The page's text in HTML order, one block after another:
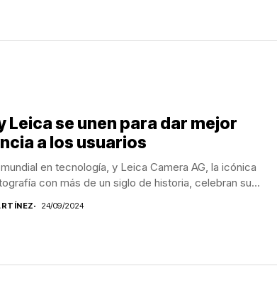
Leica se unen para dar mejor
a los usuarios
en tecnología, y Leica Camera AG, la icónica
con más de un siglo de historia, celebran su...
24/09/2024